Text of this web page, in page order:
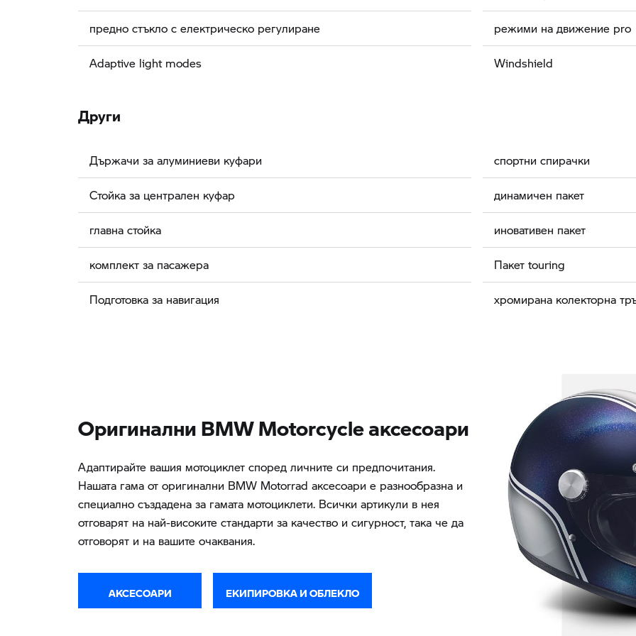
предно стъкло с електрическо регулиране
Adaptive light modes
режими на движение pro
Windshield
Други
Държачи за алуминиеви куфари
Стойка за централен куфар
главна стойка
комплект за пасажера
Подготовка за навигация
спортни спирачки
динамичен пакет
иновативен пакет
Пакет touring
хромирана колекторна
Oригинални BMW Motorcycle аксесоари
Адаптирайте вашия мотоциклет според личните си предпочитания.
Нашата гама от оригинални BMW Motorrad аксесоари е разнообразна и
специално създадена за гамата мотоциклети. Всички артикули в нея
отговарят на най-високите стандарти за качество и сигурност, така че да
отговорят и на вашите очаквания.
АКСЕСОАРИ ЕКИПИРОВКА И ОБЛЕКЛО